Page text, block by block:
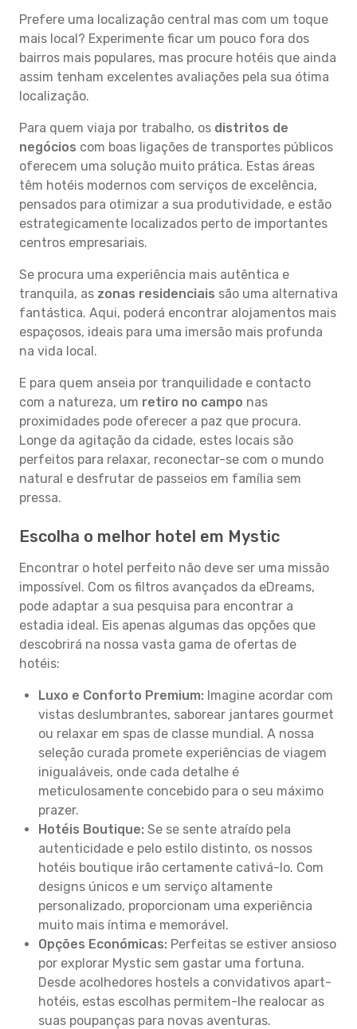
Prefere uma localização central mas com um toque
mais local? Experimente ficar um pouco fora dos
bairros mais populares, mas procure hotéis que ainda
assim tenham excelentes avaliações pela sua ótima
localização.
Para quem viaja por trabalho, os distritos de
negócios com boas ligações de transportes públicos
oferecem uma solução muito prática. Estas áreas
têm hotéis modernos com serviços de excelência,
pensados para otimizar a sua produtividade, e estão
estrategicamente localizados perto de importantes
centros empresariais.
Se procura uma experiência mais autêntica e
tranquila, as zonas residenciais são uma alternativa
fantástica. Aqui, poderá encontrar alojamentos mais
espaçosos, ideais para uma imersão mais profunda
na vida local.
E para quem anseia por tranquilidade e contacto
com a natureza, um retiro no campo nas
proximidades pode oferecer a paz que procura.
Longe da agitação da cidade, estes locais são
perfeitos para relaxar, reconectar-se com o mundo
natural e desfrutar de passeios em família sem
pressa.
Escolha o melhor hotel em Mystic
Encontrar o hotel perfeito não deve ser uma missão
impossível. Com os filtros avançados da eDreams,
pode adaptar a sua pesquisa para encontrar a
estadia ideal. Eis apenas algumas das opções que
descobrirá na nossa vasta gama de ofertas de
hotéis:
Luxo e Conforto Premium: Imagine acordar com
vistas deslumbrantes, saborear jantares gourmet
ou relaxar em spas de classe mundial. A nossa
seleção curada promete experiências de viagem
inigualáveis, onde cada detalhe é
meticulosamente concebido para o seu máximo
prazer.
Hotéis Boutique: Se se sente atraído pela
autenticidade e pelo estilo distinto, os nossos
hotéis boutique irão certamente cativá-lo. Com
designs únicos e um serviço altamente
personalizado, proporcionam uma experiência
muito mais íntima e memorável.
Opções Económicas: Perfeitas se estiver ansioso
por explorar Mystic sem gastar uma fortuna.
Desde acolhedores hostels a convidativos apart-
hotéis, estas escolhas permitem-lhe realocar as
suas poupanças para novas aventuras.